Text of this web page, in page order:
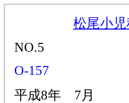
松尾小
NO.5
O-157
平成8年 7月